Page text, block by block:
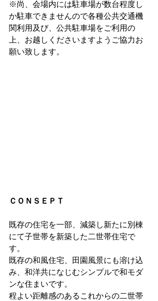
※尚、会場内には駐車場が数台程度し
か駐車できませんので各種公共交通機
関利用及び、公共駐車場をご利用の
上、お越しくださいますようご協力お
願い致します。
ＣＯＮＳＥＰＴ
既存の住宅を一部、減築し新たに別棟
にて子世帯を新築した二世帯住宅で
す。
既存の和風住宅、田園風景にも溶け込
み、和洋共になじむシンプルで和モダ
ンな住まいです。
程よい距離感のあるこれからの二世帯